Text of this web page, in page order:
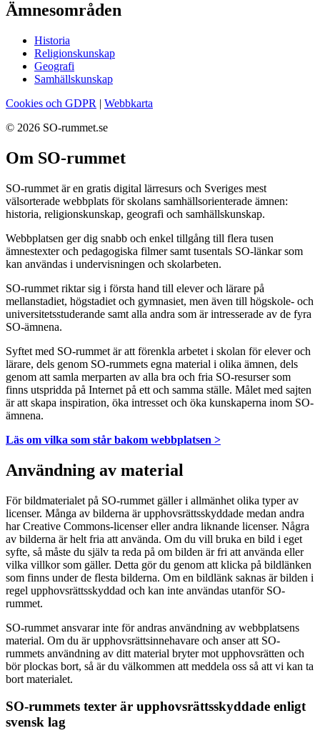
Ämnesområden
Historia
Religionskunskap
Geografi
Samhällskunskap
Cookies och GDPR | Webbkarta
© 2026 SO-rummet.se
Om SO-rummet
SO-rummet är en gratis digital lärresurs och Sveriges mest
välsorterade webbplats för skolans samhällsorienterade ämnen:
historia, religionskunskap, geografi och samhällskunskap.
Webbplatsen ger dig snabb och enkel tillgång till flera tusen
ämnestexter och pedagogiska filmer samt tusentals SO-länkar som
kan användas i undervisningen och skolarbeten.
SO-rummet riktar sig i första hand till elever och lärare på
mellanstadiet, högstadiet och gymnasiet, men även till högskole- och
universitetsstuderande samt alla andra som är intresserade av de fyra
SO-ämnena.
Syftet med SO-rummet är att förenkla arbetet i skolan för elever och
lärare, dels genom SO-rummets egna material i olika ämnen, dels
genom att samla merparten av alla bra och fria SO-resurser som
finns utspridda på Internet på ett och samma ställe. Målet med sajten
är att skapa inspiration, öka intresset och öka kunskaperna inom SO-
ämnena.
Läs om vilka som står bakom webbplatsen >
Användning av material
För bildmaterialet på SO-rummet gäller i allmänhet olika typer av
licenser. Många av bilderna är upphovsrättsskyddade medan andra
har Creative Commons-licenser eller andra liknande licenser. Några
av bilderna är helt fria att använda. Om du vill bruka en bild i eget
syfte, så måste du själv ta reda på om bilden är fri att använda eller
vilka villkor som gäller. Detta gör du genom att klicka på bildlänken
som finns under de flesta bilderna. Om en bildlänk saknas är bilden i
regel upphovsrättsskyddad och kan inte användas utanför SO-
rummet.
SO-rummet ansvarar inte för andras användning av webbplatsens
material. Om du är upphovsrättsinnehavare och anser att SO-
rummets användning av ditt material bryter mot upphovsrätten och
bör plockas bort, så är du välkommen att meddela oss så att vi kan ta
bort materialet.
SO-rummets texter är upphovsrättsskyddade enligt
svensk lag